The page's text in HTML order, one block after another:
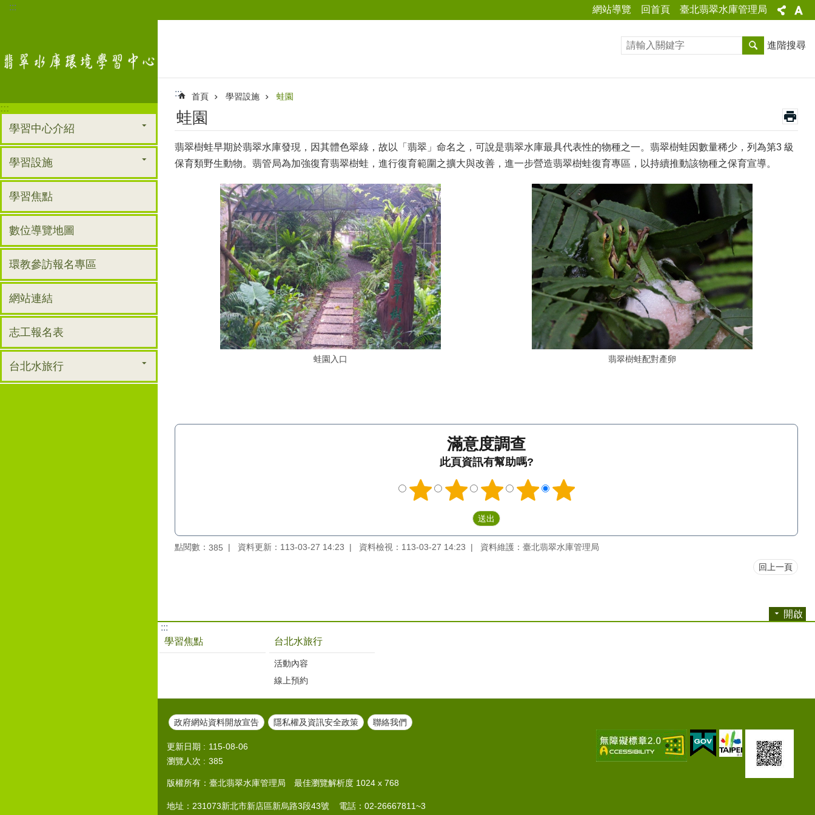
跳到主要內容區塊
::: 網站導覽 回首頁 臺北翡翠水庫管理局
:::
學習中心介紹
學習設施
學習焦點
數位導覽地圖
環教參訪報名專區
網站連結
志工報名表
台北水旅行
進階搜尋
::: 首頁 學習設施 蛙園
蛙園
翡翠樹蛙早期於翡翠水庫發現，因其體色翠綠，故以「翡翠」命名之，可說是翡翠水庫最具代表性的物種之一。翡翠樹蛙因數量稀少，列為第3 級
保育類野生動物。翡管局為加強復育翡翠樹蛙，進行復育範圍之擴大與改善，進一步營造翡翠樹蛙復育專區，以持續推動該物種之保育宣導。
蛙園入口 翡翠樹蛙配對產卵
滿意度調查
此頁資訊有幫助嗎?
點閱數： 385 資料更新：113-03-27 14:23 資料檢視：113-03-27 14:23 資料維護：臺北翡翠水庫管理局
回上一頁
開啟
:::
學習焦點
台北水旅行
活動內容
線上預約
政府網站資料開放宣告 隱私權及資訊安全政策 聯絡我們
更新日期
115-08-06
瀏覽人次
385
版權所有：臺北翡翠水庫管理局 最佳瀏覽解析度 1024 x 768
地址：231073新北市新店區新烏路3段43號 電話：02-26667811~3